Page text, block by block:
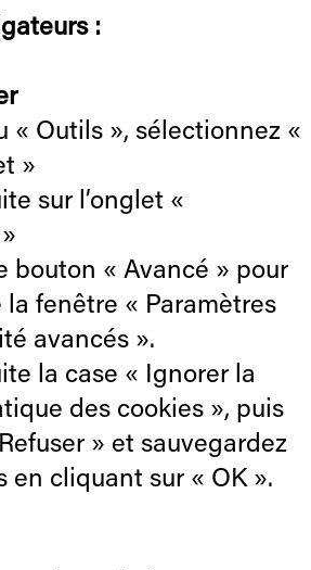
:
« Outils », sélectionnez «
»
sur l’onglet «
bouton « Avancé » pour
fenêtre « Paramètres
avancés ».
la case « Ignorer la
des cookies », puis
» et sauvegardez
en cliquant sur « OK ».